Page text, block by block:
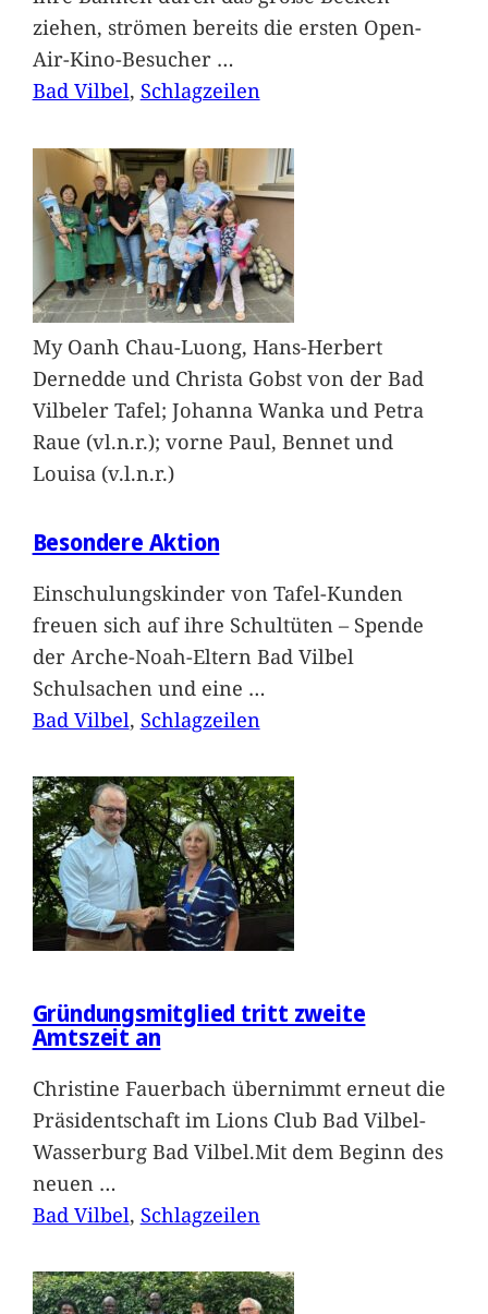
ziehen, strömen bereits die ersten Open-
Air-Kino-Besucher …
Bad Vilbel, Schlagzeilen
My Oanh Chau-Luong, Hans-Herbert
Dernedde und Christa Gobst von der Bad
Vilbeler Tafel; Johanna Wanka und Petra
Raue (vl.n.r.); vorne Paul, Bennet und
Louisa (v.l.n.r.)
Besondere Aktion
Einschulungskinder von Tafel-Kunden
freuen sich auf ihre Schultüten – Spende
der Arche-Noah-Eltern Bad Vilbel
Schulsachen und eine …
Bad Vilbel, Schlagzeilen
Gründungsmitglied tritt zweite
Amtszeit an
Christine Fauerbach übernimmt erneut die
Präsidentschaft im Lions Club Bad Vilbel-
Wasserburg Bad Vilbel.Mit dem Beginn des
neuen …
Bad Vilbel, Schlagzeilen